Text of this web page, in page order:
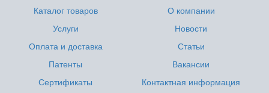
Каталог товаров
Услуги
Оплата и доставка
Патенты
Сертификаты
О компании
Новости
Статьи
Вакансии
Контактная информация